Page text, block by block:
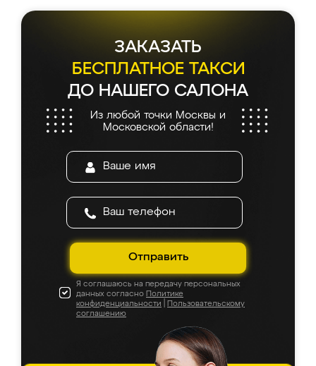
ЗАКАЗАТЬ
БЕСПЛАТНОЕ ТАКСИ
ДО НАШЕГО САЛОНА
Из любой точки Москвы и
Московской области!
Отправить
Я соглашаюсь на передачу персональных
данных согласно Политике
конфиденциальности
Пользовательскому
соглашению